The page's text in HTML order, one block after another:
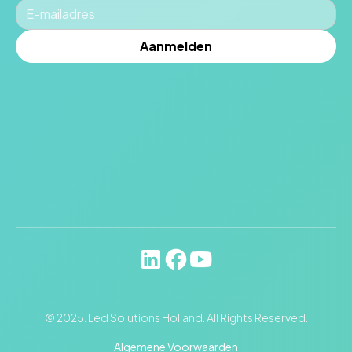
Algemene Voorwaarden
© 2025. Led Solutions Holland. All Rights Reserved.